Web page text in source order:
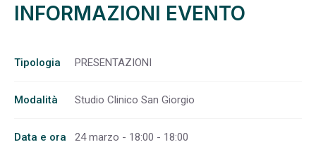
INFORMAZIONI EVENTO
Tipologia PRESENTAZIONI
Modalità Studio Clinico San Giorgio
Data e ora 24 marzo - 18:00 - 18:00